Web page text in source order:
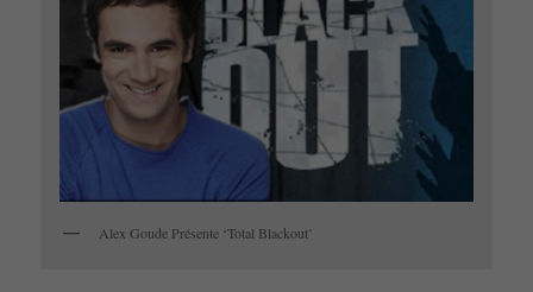
Alex Goude Présente ‘Total Blackout’